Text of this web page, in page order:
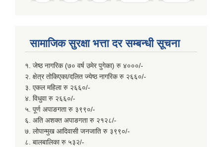
सामाजिक सुरक्षा भत्ता दर सम्बन्धी सूचना
१. जेष्ठ नागरिक (७० वर्ष उमेर पुगेका) रु ४०००/-
२. क्षेत्र तोकिएका/दलित ज्येष्ठ नागरिक रु २६६०/-
३. एकल महिला रु २६६०/-
४. विधुवा रु २६६०/-
५. पूर्ण अपाङगता रु ३९९०/-
६. अति अशक्त अपाङगता रु २१२८/-
७. लोपान्मुख आदिवासी जनजाति रु ३९९०/-
८. बालबालिका रु ५३२/-